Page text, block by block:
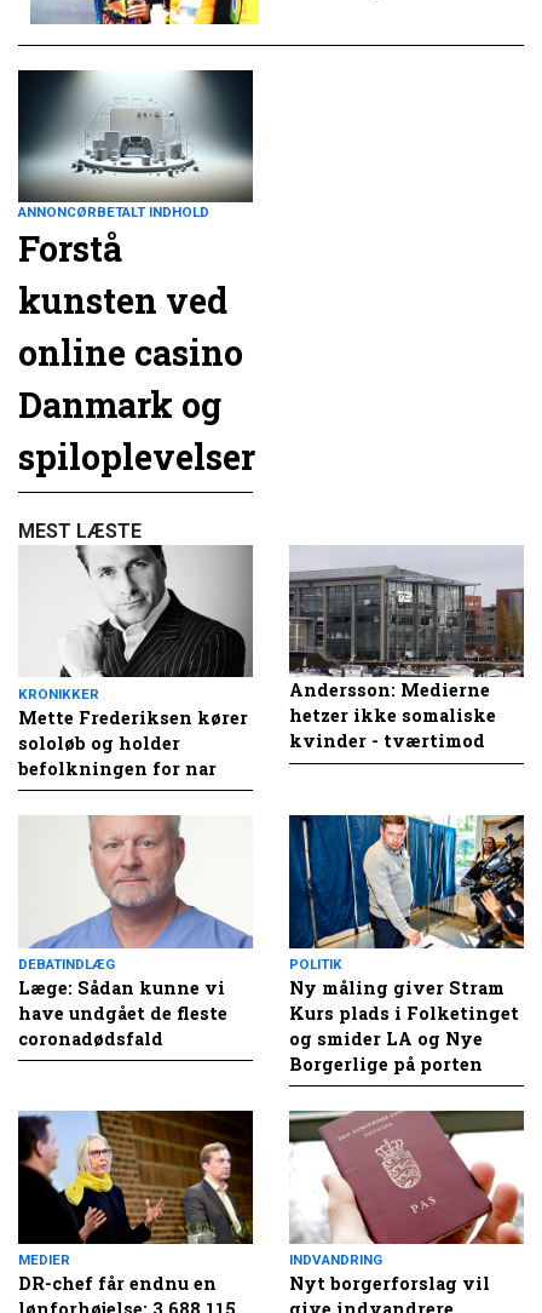
ANNONCØRBETALT INDHOLD
Forstå
kunsten ved
online casino
Danmark og
spiloplevelser
MEST LÆSTE
KRONIKKER
Mette Frederiksen kører
sololøb og holder
befolkningen for nar
Andersson: Medierne
hetzer ikke somaliske
kvinder - tværtimod
DEBATINDLÆG
Læge: Sådan kunne vi
have undgået de fleste
coronadødsfald
POLITIK
Ny måling giver Stram
Kurs plads i Folketinget
og smider LA og Nye
Borgerlige på porten
MEDIER
DR-chef får endnu en
INDVANDRING
Nyt borgerforslag vil